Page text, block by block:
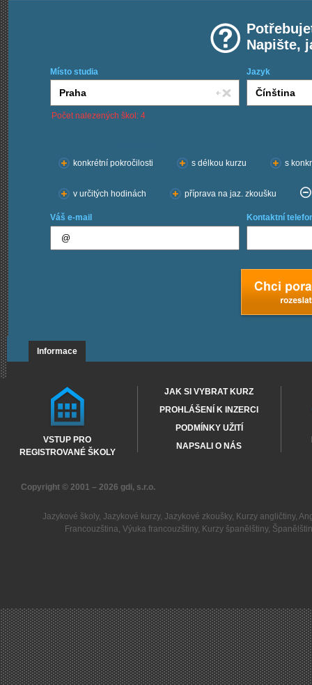
Napište,
Místo studia Jazyk
Počet nalezených škol: 4
konkrétní pokročilosti
s délkou kurzu s
v určitých hodinách příprava na jaz. zkoušku
Váš e-mail Kontaktní
Informace
VSTUP PRO
REGISTROVANÉ ŠKOLY
JAK SI VYBRAT KURZ
PROHLÁŠENÍ K INZERCI
PODMÍNKY UŽITÍ
NAPSALI O NÁS
Copyright © 2001 – 2026 gdi, s.r.o.
Jazykové školy, Jazykové kurzy, Jazykové zkoušky, Kurzy angličtiny,
Francouzština,Výuka francouzštiny, Kurzy španělštiny,